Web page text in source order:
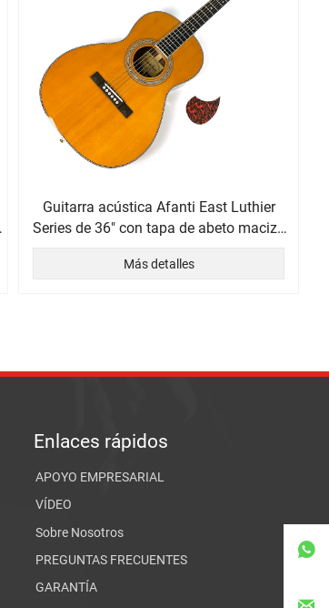
Guitarra acústica Afanti East Luthier
Series de 36" con tapa de abeto macizo
Stika y parte trasera de palisandro
Más detalles
Enlaces rápidos
APOYO EMPRESARIAL
VÍDEO
Sobre Nosotros
PREGUNTAS FRECUENTES
GARANTÍA
